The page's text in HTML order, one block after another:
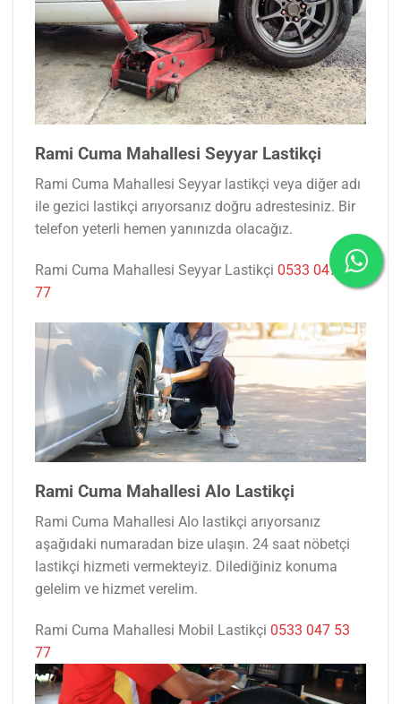
Rami Cuma Mahallesi Seyyar Lastikçi
Rami Cuma Mahallesi Seyyar lastikçi veya diğer adı
ile gezici lastikçi arıyorsanız doğru adrestesiniz. Bir
telefon yeterli hemen yanınızda olacağız.
Rami Cuma Mahallesi Seyyar Lastikçi 0533 047 53
77
Rami Cuma Mahallesi Alo Lastikçi
Rami Cuma Mahallesi Alo lastikçi arıyorsanız
aşağıdaki numaradan bize ulaşın. 24 saat nöbetçi
lastikçi hizmeti vermekteyiz. Dilediğiniz konuma
gelelim ve hizmet verelim.
Rami Cuma Mahallesi Mobil Lastikçi 0533 047 53
77